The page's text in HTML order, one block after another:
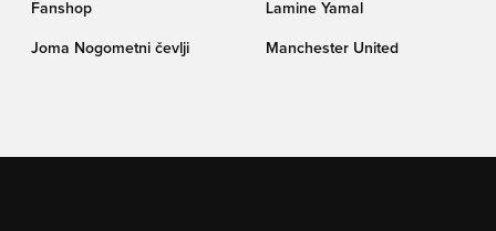
Fanshop Lamine Yamal
Joma Nogometni čevlji Manchester United